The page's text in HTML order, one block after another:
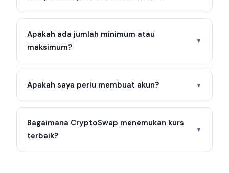
Apakah ada jumlah minimum atau
maksimum?
▼
Apakah saya perlu membuat akun? ▼
Bagaimana CryptoSwap menemukan kurs
terbaik?
▼